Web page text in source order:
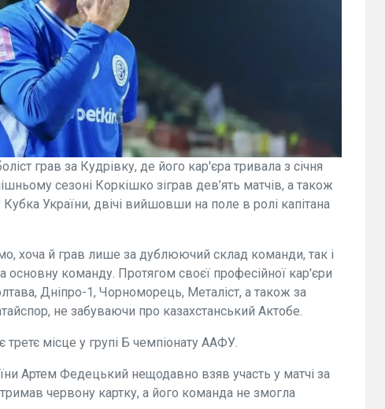
грав за Кудрівку, де його кар'єра тривала з січня
сезоні Коркішко зіграв дев’ять матчів, а також
України, двічі вийшовши на поле в ролі капітана
хоча й грав лише за дублюючий склад команди, так і
команду. Протягом своєї професійної кар'єри
Дніпро-1, Чорноморець, Металіст, а також за
не забуваючи про казахстанський Актобе.
третє місце у групі Б чемпіонату ААФУ.
Артем Федецький нещодавно взяв участь у матчі за
червону картку, а його команда не змогла